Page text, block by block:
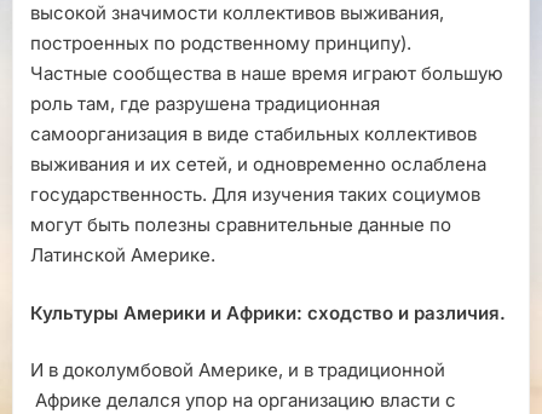
высокой значимости коллективов выживания,
построенных по родственному принципу).
Частные сообщества в наше время играют большую
роль там, где разрушена традиционная
самоорганизация в виде стабильных коллективов
выживания и их сетей, и одновременно ослаблена
государственность. Для изучения таких социумов
могут быть полезны сравнительные данные по
Латинской Америке.
Культуры Америки и Африки: сходство и различия.
И в доколумбовой Америке, и в традиционной
Африке делался упор на организацию власти с